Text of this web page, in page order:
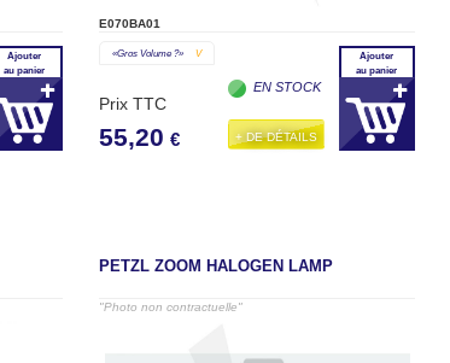
Ajouter
au panier
E070BA01
«gros Volume ?» V
Prix TTC
55,20 €
EN STOCK
+ DE DÉTAILS
Ajouter
au panier
PETZL ZOOM HALOGEN LAMP
"Photo non contractuelle"